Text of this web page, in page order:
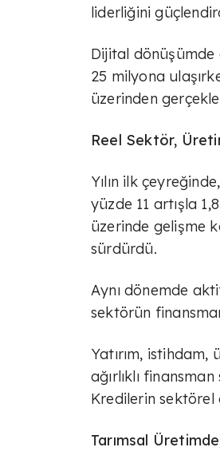
liderliğini
Dijital dönüşümde
25 milyona
üzerinden
Reel Sektör,
Yılın ilk
yüzde 11 artışla
üzerinde gelişme
sürdürdü.
Aynı dönemde
sektörün
Yatırım,
ağırlıklı
Kredilerin sektörel
Tarımsal